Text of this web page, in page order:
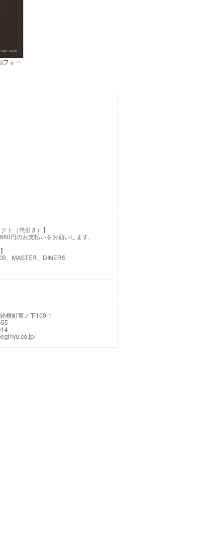
フォー
ト（代引き）】
円のお支払いをお願いします。
、MASTER、DINERS
根町宮ノ下100-1